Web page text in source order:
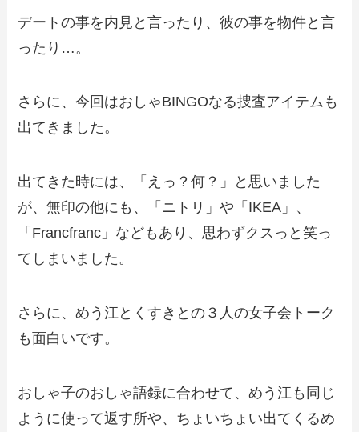
デートの事を内見と言ったり、彼の事を物件と言
ったり…。
さらに、今回はおしゃBINGOなる捜査アイテムも
出てきました。
出てきた時には、「えっ？何？」と思いました
が、無印の他にも、「ニトリ」や「IKEA」、
「Francfranc」などもあり、思わずクスっと笑っ
てしまいました。
さらに、めう江とくすきとの３人の女子会トーク
も面白いです。
おしゃ子のおしゃ語録に合わせて、めう江も同じ
ように使って返す所や、ちょいちょい出てくるめ